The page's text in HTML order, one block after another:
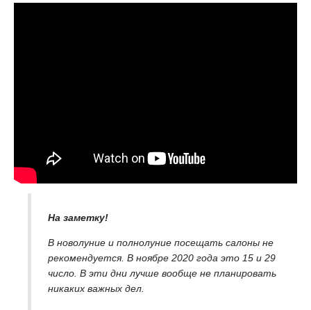
На заметку!
В новолуние и полнолуние посещать салоны не
рекомендуется. В ноябре 2020 года это 15 и 29
число. В эти дни лучше вообще не планировать
никаких важных дел.